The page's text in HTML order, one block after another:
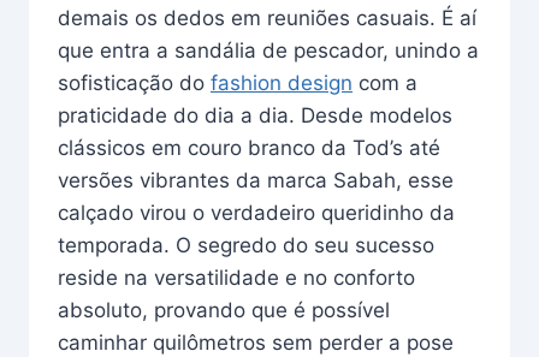
demais os dedos em reuniões casuais. É aí
que entra a sandália de pescador, unindo a
sofisticação do fashion design com a
praticidade do dia a dia. Desde modelos
clássicos em couro branco da Tod’s até
versões vibrantes da marca Sabah, esse
calçado virou o verdadeiro queridinho da
temporada. O segredo do seu sucesso
reside na versatilidade e no conforto
absoluto, provando que é possível
caminhar quilômetros sem perder a pose